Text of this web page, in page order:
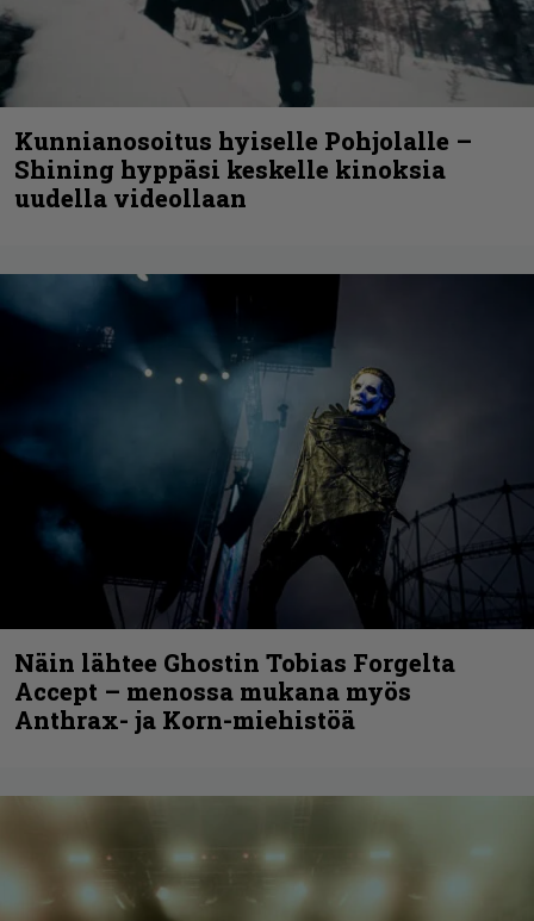
Kunnianosoitus hyiselle Pohjolalle –
Shining hyppäsi keskelle kinoksia
uudella videollaan
Näin lähtee Ghostin Tobias Forgelta
Accept – menossa mukana myös
Anthrax- ja Korn-miehistöä